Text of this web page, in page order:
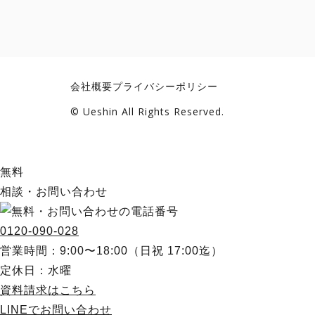
会社概要プライバシーポリシー
© Ueshin All Rights Reserved.
無料
相談・お問い合わせ
0120-090-028
営業時間：9:00〜18:00（日祝 17:00迄）
定休日：水曜
資料請求はこちら
LINEでお問い合わせ